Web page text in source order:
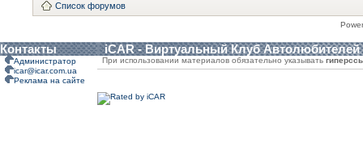
Список форумов
Контакты iCAR - Виртуальный Клуб Автолюбителей
Администратор
icar@icar.com.ua
Реклама на сайте
При использовании материалов обязательно указывать